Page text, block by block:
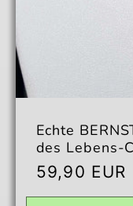
Echte
des Lebens-
Normaler
Preis
59,90 EUR